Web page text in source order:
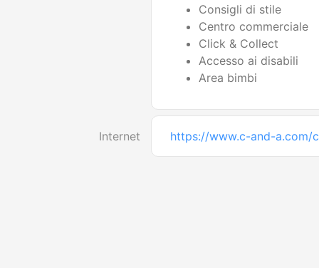
Consigli di stile
Centro commerciale
Click & Collect
Accesso ai disabili
Area bimbi
Internet https://www.c-and-a.com/